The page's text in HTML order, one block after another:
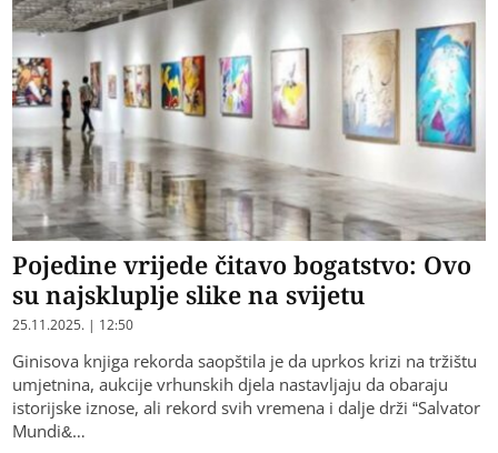
Pojedine vrijede čitavo bogatstvo: Ovo
su najskluplje slike na svijetu
25.11.2025. | 12:50
Ginisova knjiga rekorda saopštila je da uprkos krizi na tržištu
umjetnina, aukcije vrhunskih djela nastavljaju da obaraju
istorijske iznose, ali rekord svih vremena i dalje drži “Salvator
Mundi&…